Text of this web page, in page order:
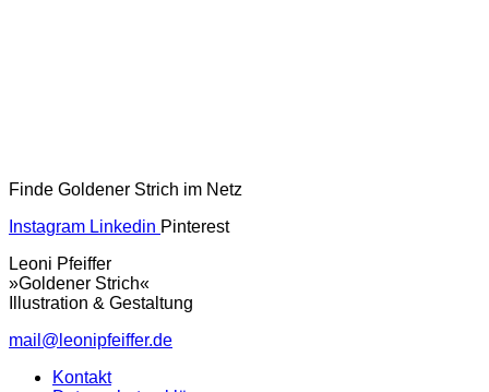
Finde Goldener Strich im Netz
Instagram Linkedin Pinterest
Leoni Pfeiffer
»Goldener Strich«
Illustration & Gestaltung
mail@leonipfeiffer.de
Kontakt